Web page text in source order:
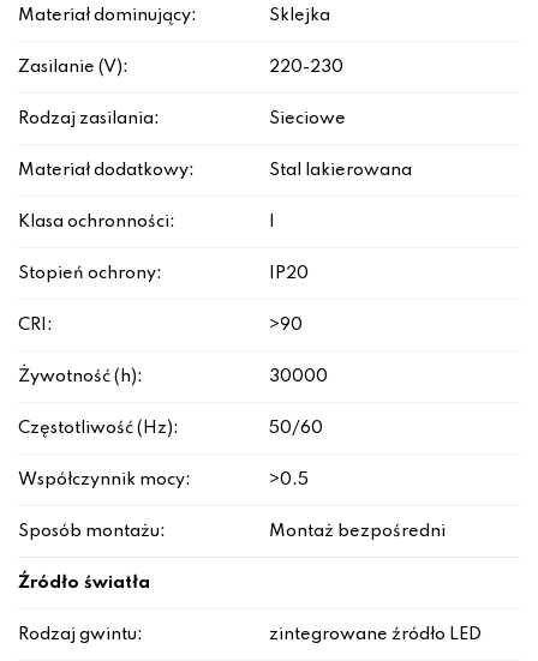
Materiał dominujący: Sklejka
Zasilanie (V): 220-230
Rodzaj zasilania: Sieciowe
Materiał dodatkowy: Stal lakierowana
Klasa ochronności:
Stopień ochrony: IP20
CRI: >90
Żywotność (h): 30000
Częstotliwość (Hz): 50/60
Współczynnik mocy: >0.5
Sposób montażu: Montaż bezpośredni
Źródło światła
Rodzaj gwintu: zintegrowane źródło LED